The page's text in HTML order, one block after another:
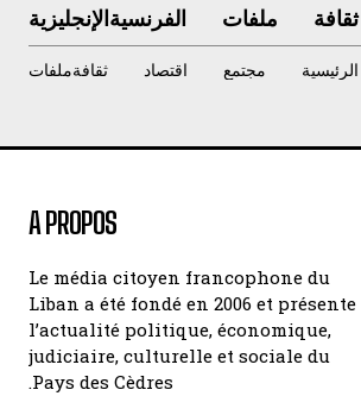
ثقافة ملفات الفرنسيةالإنجليزية
الرئيسية مجتمع اقتصاد ثقافةملفات
A PROPOS
Le média citoyen francophone du
Liban a été fondé en 2006 et présente
l’actualité politique, économique,
judiciaire, culturelle et sociale du
Pays des Cèdres.